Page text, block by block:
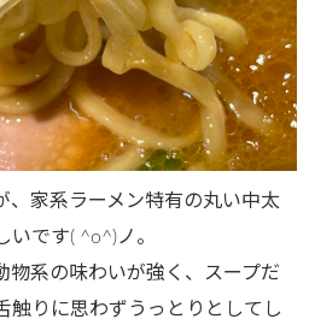
、家系ラーメン特有の丸い中太
です( ^o^)ノ。
物系の味わいが強く、スープだ
触りに思わずうっとりとしてし